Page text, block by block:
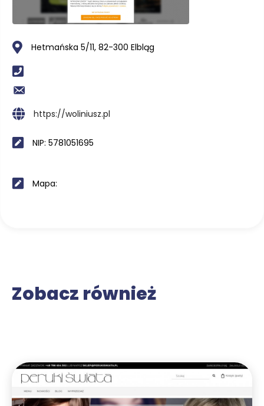
Hetmańska 5/11, 82-300 Elbląg
https://woliniusz.pl
NIP: 5781051695
Mapa:
Zobacz również